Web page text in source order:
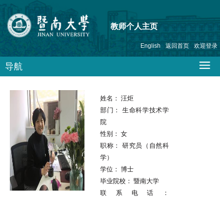
教师个人主页
English 返回首页 欢迎登录
导航
姓名： 汪炬
部门： 生命科学技术学
院
性别： 女
职称： 研究员（自然科
学）
学位： 博士
毕业院校： 暨南大学
联系电话：